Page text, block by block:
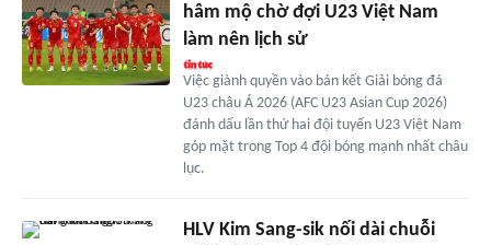
hâm mộ chờ đợi U23 Việt Nam
làm nên lịch sử
Việc giành quyền vào bán kết Giải bóng đá
U23 châu Á 2026 (AFC U23 Asian Cup 2026)
đánh dấu lần thứ hai đội tuyển U23 Việt Nam
góp mặt trong Top 4 đội bóng mạnh nhất châu
lục.
HLV Kim Sang-sik nối dài chuỗi